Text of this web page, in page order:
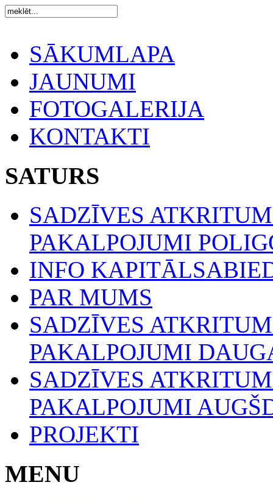
SĀKUMLAPA
JAUNUMI
FOTOGALERIJA
KONTAKTI
SATURS
SADZĪVES
PAKALPOJUMI
INFO
PAR MUMS
SADZĪVES
PAKALPOJUMI
SADZĪVES
PAKALPOJUMI
PROJEKTI
MENU